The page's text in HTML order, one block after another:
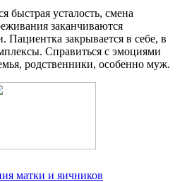
быстрая усталость, смена
заканчиваются
закрывается в себе, в
Справиться с эмоциями
родственники, особенно муж.
матки и яичников